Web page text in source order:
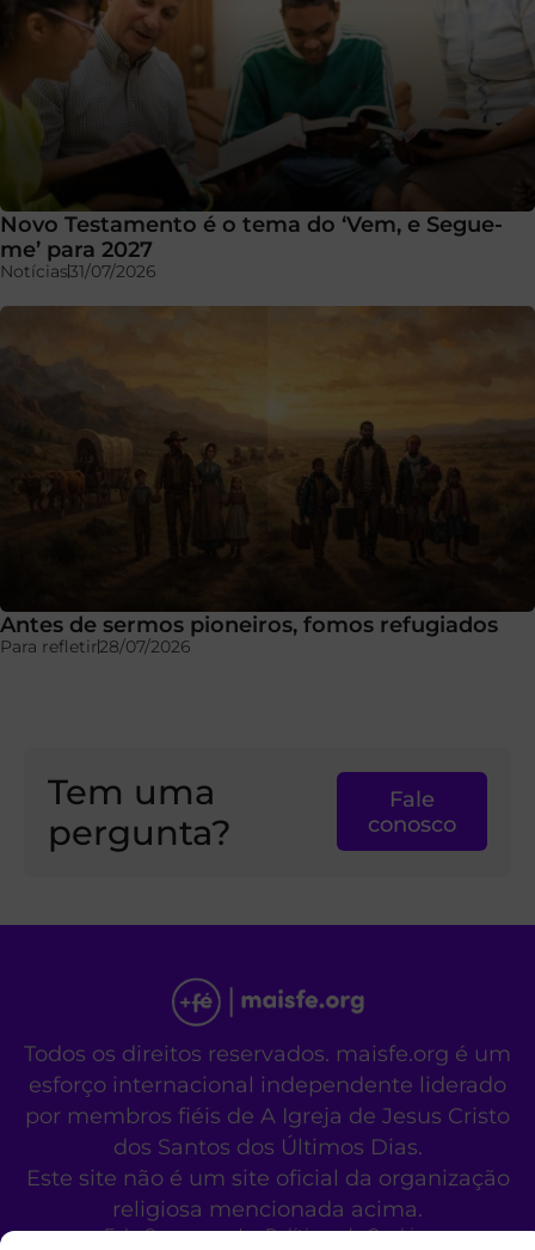
Novo Testamento é o tema do ‘Vem, e Segue-
me’ para 2027
Notícias31/07/2026
Antes de sermos pioneiros, fomos refugiados
Para refletir28/07/2026
Tem uma
pergunta?
Fale
conosco
Todos os direitos reservados. maisfe.org é um
esforço internacional independente liderado
por membros fiéis de A Igreja de Jesus Cristo
dos Santos dos Últimos Dias.
Este site não é um site oficial da organização
religiosa mencionada acima.
Fale Conosco Políticas de Cookies